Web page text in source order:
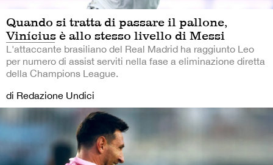
Quando si tratta di passare il pallone,
Vinícius è allo stesso livello di Messi
L'attaccante brasiliano del Real Madrid ha raggiunto Leo
per numero di assist serviti nella fase a eliminazione diretta
della Champions League.
di Redazione Undici